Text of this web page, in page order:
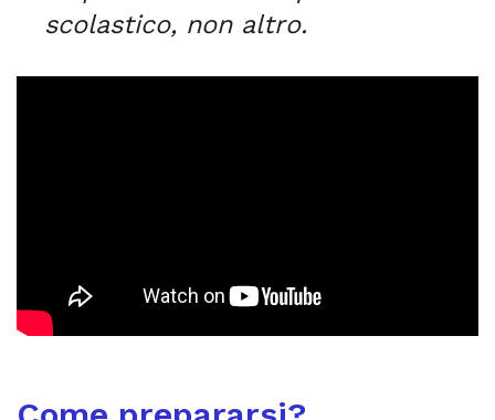
scolastico, non altro.